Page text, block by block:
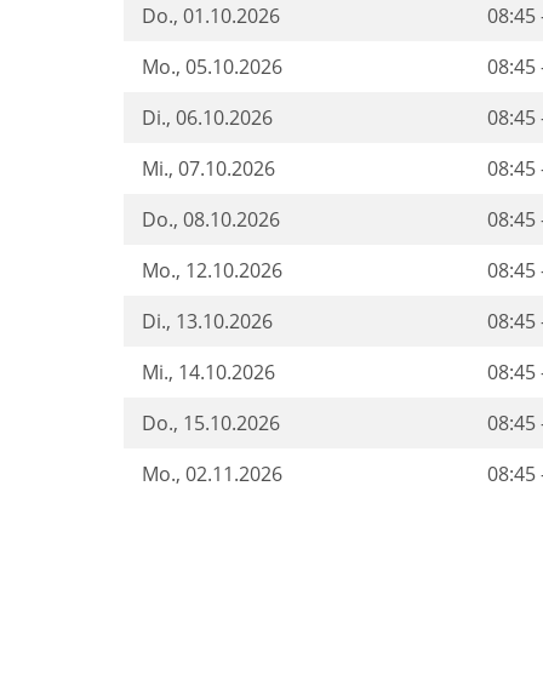
Do., 01.10.2026 08:45
Mo., 05.10.2026 08:45
Di., 06.10.2026 08:45
Mi., 07.10.2026 08:45
Do., 08.10.2026 08:45
Mo., 12.10.2026 08:45
Di., 13.10.2026 08:45
Mi., 14.10.2026 08:45
Do., 15.10.2026 08:45
Mo., 02.11.2026 08:45